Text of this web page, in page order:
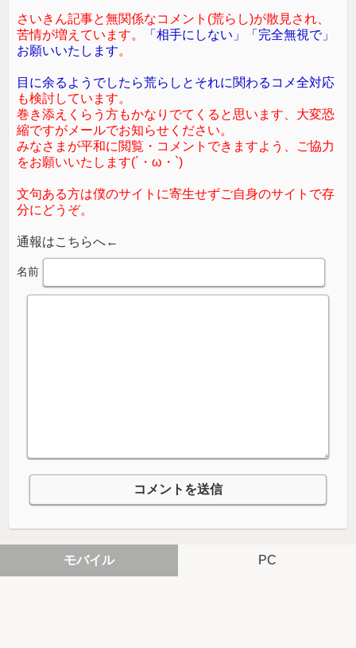
さいきん記事と無関係なコメント(荒らし)が散見され、
苦情が増えています。
「相手にしない」「完全無視で」
お願いいたします。
目に余るようでしたら荒らしとそれに関わるコメ全対応
も検討しています。
巻き添えくらう方もかなりでてくると思います、大変恐
縮ですがメールでお知らせください。
みなさまが平和に閲覧・コメントできますよう、ご協力
をお願いいたします(´・ω・`)
文句ある方は僕のサイトに寄生せずご自身のサイトで存
分にどうぞ。
通報はこちらへ←
名前
モバイル PC